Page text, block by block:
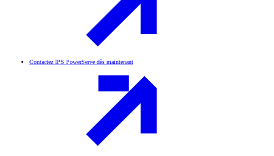
Contactez IPS PowerServe dès maintenant